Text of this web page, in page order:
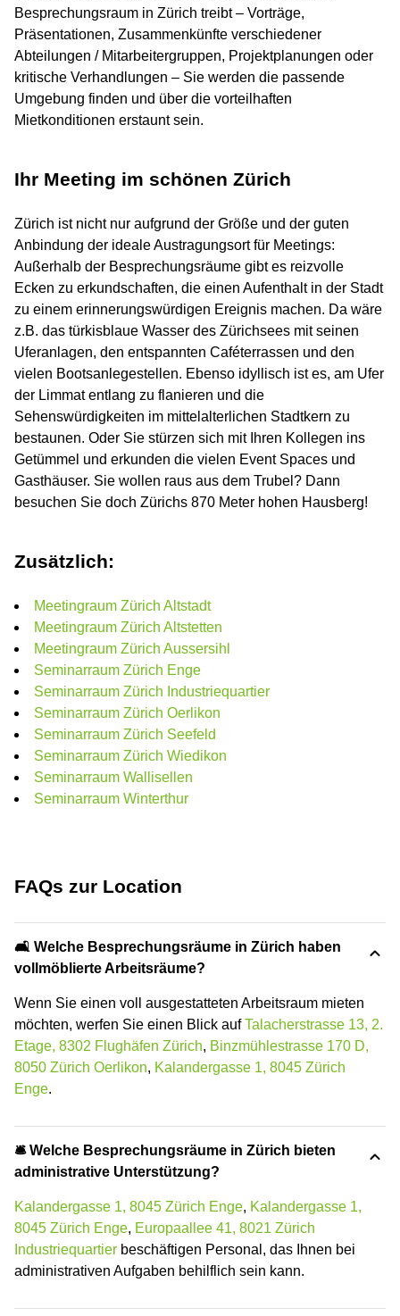
Besprechungsraum in Zürich treibt – Vorträge,
Präsentationen, Zusammenkünfte verschiedener
Abteilungen / Mitarbeitergruppen, Projektplanungen oder
kritische Verhandlungen – Sie werden die passende
Umgebung finden und über die vorteilhaften
Mietkonditionen erstaunt sein.
Ihr Meeting im schönen Zürich
Zürich ist nicht nur aufgrund der Größe und der guten
Anbindung der ideale Austragungsort für Meetings:
Außerhalb der Besprechungsräume gibt es reizvolle
Ecken zu erkundschaften, die einen Aufenthalt in der Stadt
zu einem erinnerungswürdigen Ereignis machen. Da wäre
z.B. das türkisblaue Wasser des Zürichsees mit seinen
Uferanlagen, den entspannten Caféterrassen und den
vielen Bootsanlegestellen. Ebenso idyllisch ist es, am Ufer
der Limmat entlang zu flanieren und die
Sehenswürdigkeiten im mittelalterlichen Stadtkern zu
bestaunen. Oder Sie stürzen sich mit Ihren Kollegen ins
Getümmel und erkunden die vielen Event Spaces und
Gasthäuser. Sie wollen raus aus dem Trubel? Dann
besuchen Sie doch Zürichs 870 Meter hohen Hausberg!
Zusätzlich:
Meetingraum Zürich Altstadt
Meetingraum Zürich Altstetten
Meetingraum Zürich Aussersihl
Seminarraum Zürich Enge
Seminarraum Zürich Industriequartier
Seminarraum Zürich Oerlikon
Seminarraum Zürich Seefeld
Seminarraum Zürich Wiedikon
Seminarraum Wallisellen
Seminarraum Winterthur
FAQs zur Location
🛋️ Welche Besprechungsräume in Zürich haben
vollmöblierte Arbeitsräume?
Wenn Sie einen voll ausgestatteten Arbeitsraum mieten
möchten, werfen Sie einen Blick aufTalacherstrasse 13, 2.
Etage, 8302 Flughäfen Zürich, Binzmühlestrasse 170 D,
8050 Zürich Oerlikon, Kalandergasse 1, 8045 Zürich
Enge.
🛎 Welche Besprechungsräume in Zürich bieten
administrative Unterstützung?
Kalandergasse 1, 8045 Zürich Enge, Kalandergasse 1,
8045 Zürich Enge, Europaallee 41, 8021 Zürich
Industriequartier beschäftigen Personal, das Ihnen bei
administrativen Aufgaben behilflich sein kann.